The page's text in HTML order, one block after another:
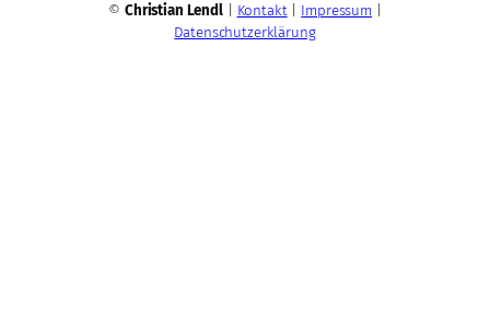
© Christian Lendl| Kontakt| Impressum
Datenschutzerklärung